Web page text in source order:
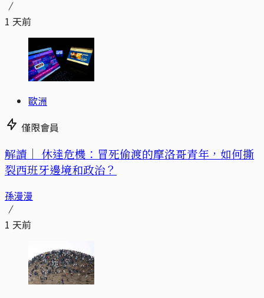
1 天前
歐洲
僅限會員
解讀｜ 休達危機：冒死偷渡的摩洛哥青年，如何撕
裂西班牙邊境和政治？
孫漫漫
1 天前